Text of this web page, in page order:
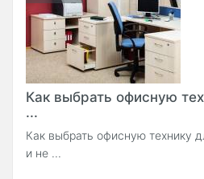
Как выбрать офисную
...
Как выбрать офисную технику
и не ...